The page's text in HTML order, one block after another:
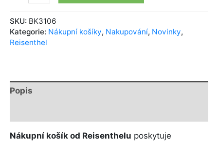
SKU: BK3106
Kategorie: Nákupní košíky, Nakupování, Novinky,
Reisenthel
Popis
Nákupní košík od Reisenthelu poskytuje